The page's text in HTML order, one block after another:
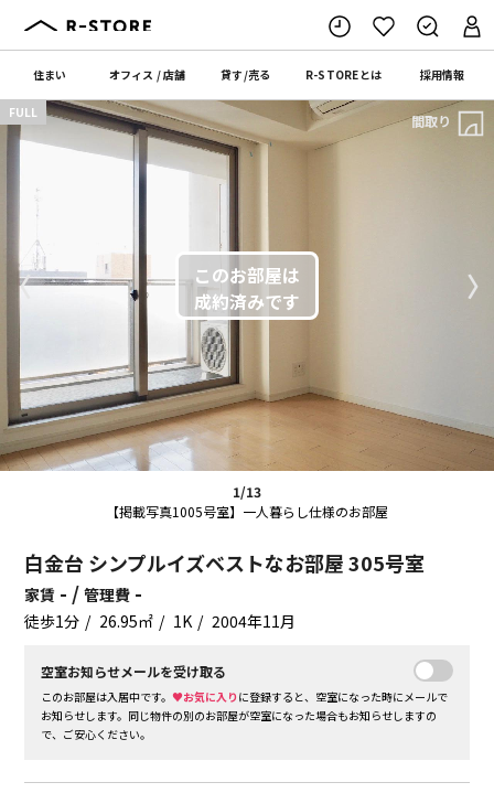
住まい オフィス /店舗 貸す/売る R-STOREとは 採用情報
1/13
【掲載写真1005号室】一人暮らし仕様のお部屋
〈 〉
FULL 間取り
白金台 シンプルイズベストなお部屋 305号室
家賃 - /管理費 -
徒歩1分 26.95㎡ 1K 2004年11月
空室お知らせメールを受け取る
このお部屋は入居中です。♥お気に入り に登録すると、空室になった時にメールで
お知らせします。同じ物件の別のお部屋が空室になった場合もお知らせしますの
で、ご安心ください。